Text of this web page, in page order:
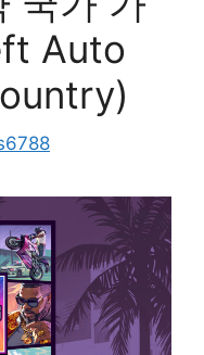
Auto